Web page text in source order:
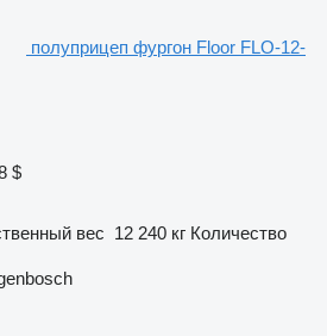
полуприцеп фургон Floor FLO-12-
$
вес 12 240 кг Количество